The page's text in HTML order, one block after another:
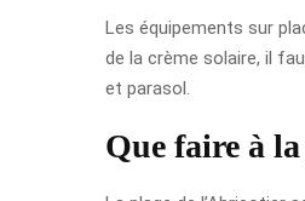
Les équipements sur
de la crème solaire, il
et parasol.
Que faire à